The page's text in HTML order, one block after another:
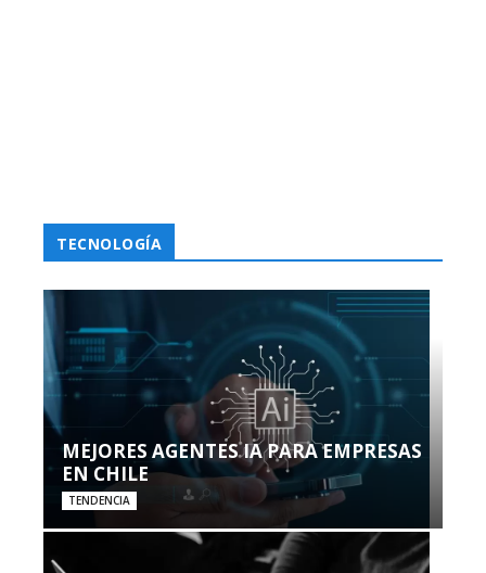
TECNOLOGÍA
MEJORES AGENTES IA PARA EMPRESAS
EN CHILE
TENDENCIA